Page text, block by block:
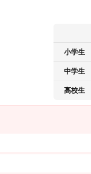
小学生
中学生
高校生